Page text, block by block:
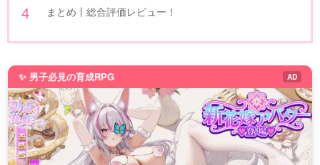
まとめ丨総合評価レビュー！
✨ 男子必見の育成RPG AD